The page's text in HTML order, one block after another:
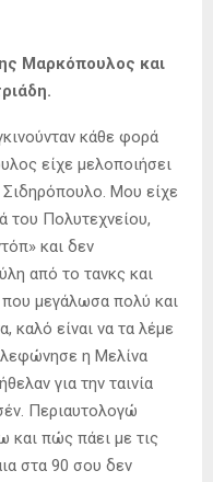
Μαρκόπουλος και
κάθε φορά
είχε μελοποιήσει
Μου είχε
του Πολυτεχνείου,
και δεν
από το τανκς και
μεγάλωσα πολύ και
καλό είναι να τα λέμε
η Μελίνα
για την ταινία
Περιαυτολογώ
και πώς πάει με τις
στα 90 σου δεν